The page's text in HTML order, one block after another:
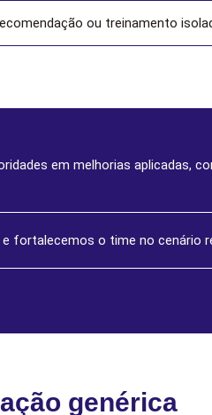
ou treinamento
em melhorias aplicadas,
fortalecemos o time no cenário
genérica